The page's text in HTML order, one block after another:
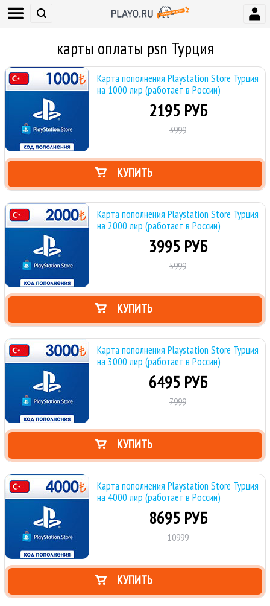
карты оплаты psn Турция
Карта пополнения Playstation Store Турция
на 1000 лир (работает в России)
2195 РУБ
3999
КУПИТЬ
Карта пополнения Playstation Store Турция
на 2000 лир (работает в России)
3995 РУБ
5999
КУПИТЬ
Карта пополнения Playstation Store Турция
на 3000 лир (работает в России)
6495 РУБ
7999
КУПИТЬ
Карта пополнения Playstation Store Турция
на 4000 лир (работает в России)
8695 РУБ
10999
КУПИТЬ